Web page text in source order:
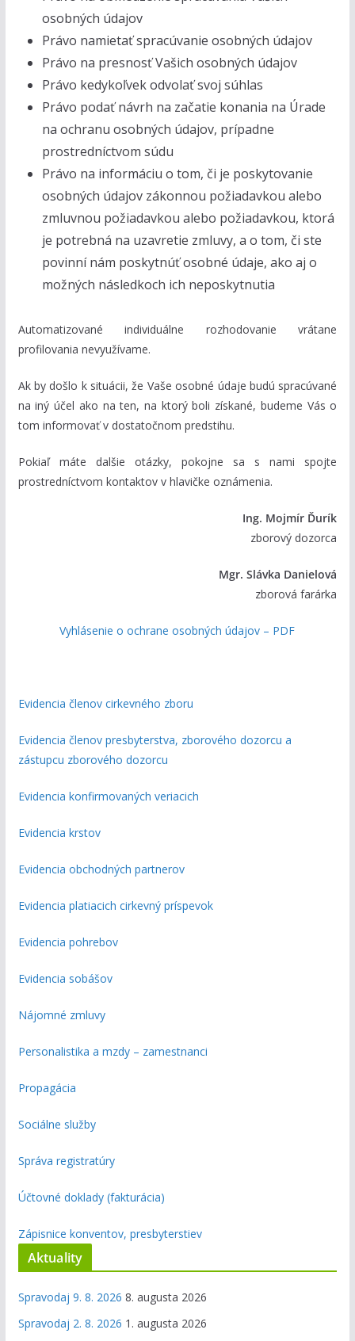
osobných údajov
Právo namietať spracúvanie osobných údajov
Právo na presnosť Vašich osobných údajov
Právo kedykoľvek odvolať svoj súhlas
Právo podať návrh na začatie konania na Úrade
na ochranu osobných údajov, prípadne
prostredníctvom súdu
Právo na informáciu o tom, či je poskytovanie
osobných údajov zákonnou požiadavkou alebo
zmluvnou požiadavkou alebo požiadavkou, ktorá
je potrebná na uzavretie zmluvy, a o tom, či ste
povinní nám poskytnúť osobné údaje, ako aj o
možných následkoch ich neposkytnutia
Automatizované individuálne rozhodovanie vrátane
profilovania nevyužívame.
Ak by došlo k situácii, že Vaše osobné údaje budú spracúvané
na iný účel ako na ten, na ktorý boli získané, budeme Vás o
tom informovať v dostatočnom predstihu.
Pokiaľ máte dalšie otázky, pokojne sa s nami spojte
prostredníctvom kontaktov v hlavičke oznámenia.
Ing. Mojmír Ďurík
zborový dozorca
Mgr. Slávka Danielová
zborová farárka
Vyhlásenie o ochrane osobných údajov – PDF
Evidencia členov cirkevného zboru
Evidencia členov presbyterstva, zborového dozorcu a
zástupcu zborového dozorcu
Evidencia konfirmovaných veriacich
Evidencia krstov
Evidencia obchodných partnerov
Evidencia platiacich cirkevný príspevok
Evidencia pohrebov
Evidencia sobášov
Nájomné zmluvy
Personalistika a mzdy – zamestnanci
Propagácia
Sociálne služby
Správa registratúry
Účtovné doklady (fakturácia)
Zápisnice konventov, presbyterstiev
Aktuality
Spravodaj 9. 8. 2026 8. augusta 2026
Spravodaj 2. 8. 2026 1. augusta 2026